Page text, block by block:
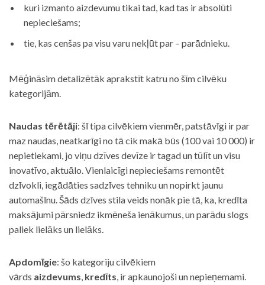
kuri izmanto aizdevumu tikai tad, kad tas ir absolūti
nepieciešams;
tie, kas cenšas pa visu varu nekļūt par – parādnieku.
Mēģināsim detalizētāk aprakstīt katru no šīm cilvēku
kategorijām.
Naudas tērētāji: šī tipa cilvēkiem vienmēr, patstāvīgi ir par
maz naudas, neatkarīgi no tā cik makā būs (100 vai 10 000) ir
nepietiekami, jo viņu dzīves devīze ir tagad un tūlīt un visu
inovatīvo, aktuālo. Vienlaicīgi nepieciešams remontēt
dzīvokli, iegādāties sadzīves tehniku un nopirkt jaunu
automašīnu. Šāds dzīves stila veids nonāk pie tā, ka, kredīta
maksājumi pārsniedz ikmēneša ienākumus, un parādu slogs
paliek lielāks un lielāks.
Apdomīgie: šo kategoriju cilvēkiem
vārds aizdevums, kredīts, ir apkaunojoši un nepieņemami.